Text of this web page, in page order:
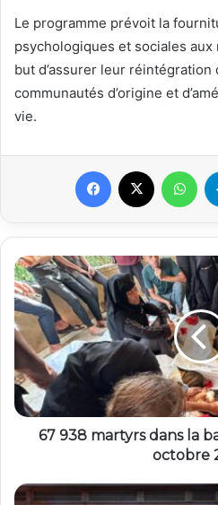
Le programme prévoit la
psychologiques et sociales
but d’assurer leur réintégration
communautés d’origine et
vie.
Facebook
67 938 martyrs dans la
octobre